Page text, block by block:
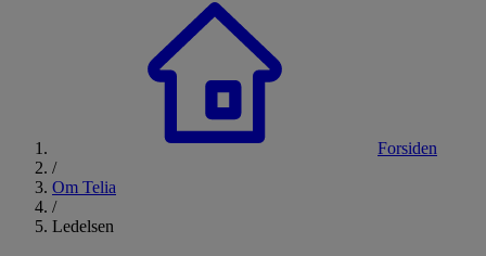
Forsiden
/
Om Telia
/
Ledelsen